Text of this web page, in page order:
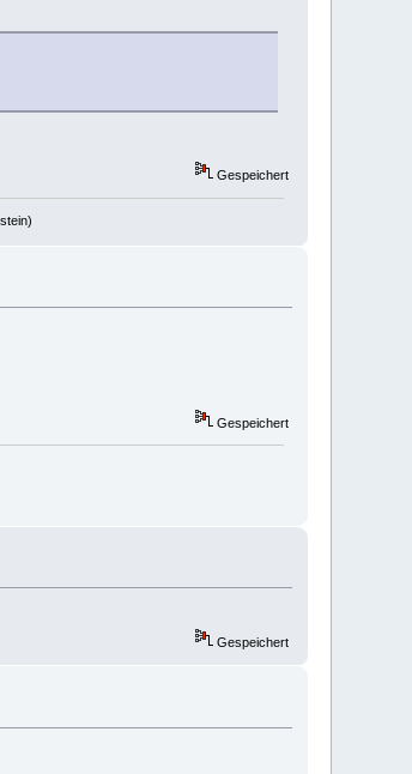
Gespeichert
Gespeichert
Gespeichert